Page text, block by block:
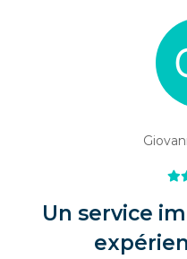
Un service